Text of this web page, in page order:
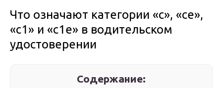
Что означают категории «с», «се»,
«с1» и «с1е» в водительском
удостоверении
Содержание: